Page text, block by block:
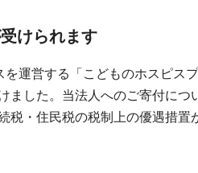
けられます
運営する「こどものホスピス
ました。当法人へのご寄付に
税・住民税の税制上の優遇措